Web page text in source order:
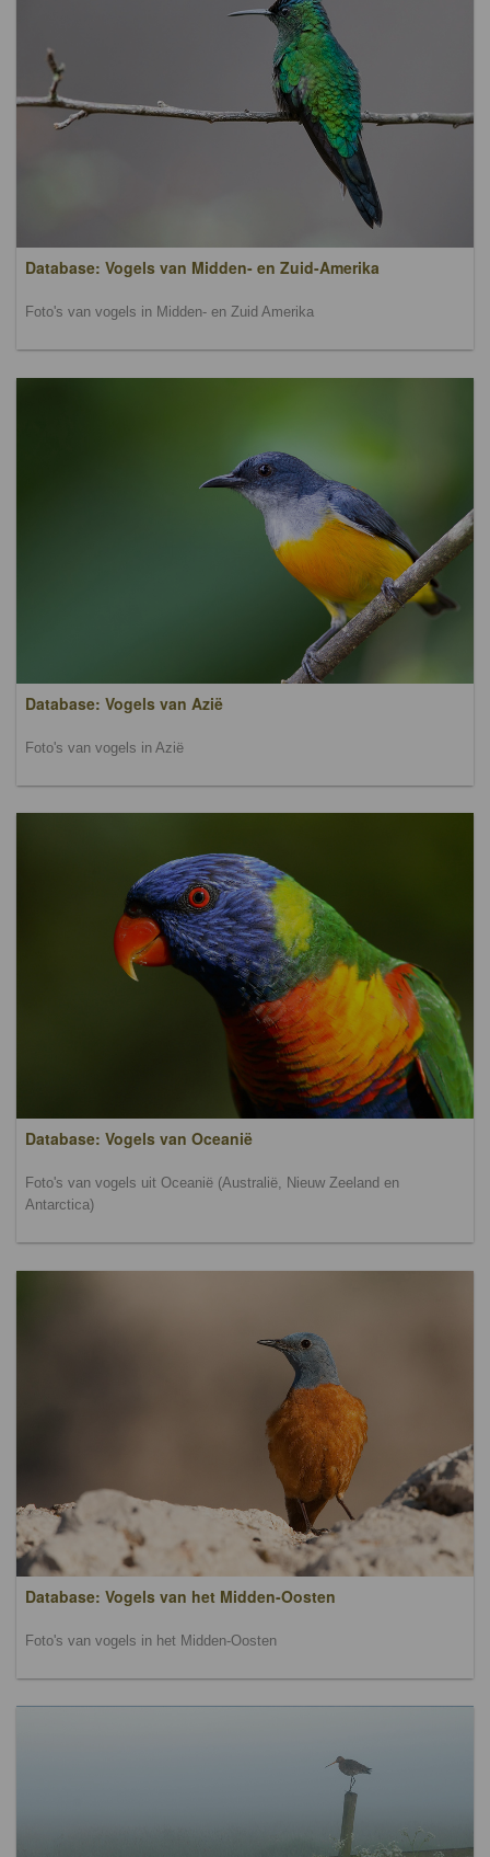
Database: Vogels van Midden- en Zuid-Amerika
Foto's van vogels in Midden- en Zuid Amerika
Database: Vogels van Azië
Foto's van vogels in Azië
Database: Vogels van Oceanië
Foto's van vogels uit Oceanië (Australië, Nieuw Zeeland en
Antarctica)
Database: Vogels van het Midden-Oosten
Foto's van vogels in het Midden-Oosten